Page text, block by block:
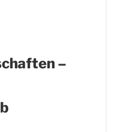
–